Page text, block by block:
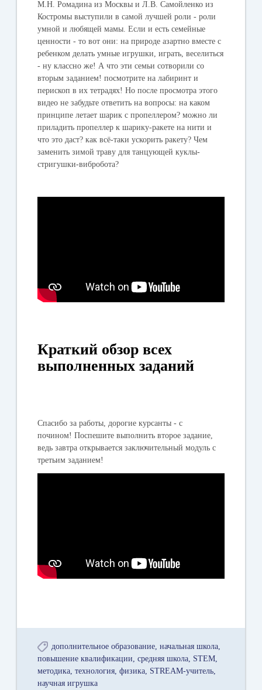
М.Н. Ромадина из Москвы и Л.В. Самойленко из
Костромы выступили в самой лучшей роли - роли
умной и любящей мамы. Если и есть семейные
ценности - то вот они: на природе азартно вместе с
ребенком делать умные игрушки, играть, веселиться
- ну классно же! А что эти семьи сотворили со
вторым заданием! посмотрите на лабиринт и
перископ в их тетрадях! Но после просмотра этого
видео не забудьте ответить на вопросы: на каком
принципе летает шарик с пропеллером? можно ли
приладить пропеллер к шарику-ракете на нити и
что это даст? как всё-таки ускорить ракету? Чем
заменить зимой траву для танцующей куклы-
стригушки-вибробота?
Краткий обзор всех
выполненных заданий
Спасибо за работы, дорогие курсанты - с
почином! Поспешите выполнить второе задание,
ведь завтра открывается заключительный модуль с
третьим заданием!
дополнительное образование начальная школа
повышение квалификации
средняя школа STEM
методика технология физика STREAM-учитель
научная игрушка